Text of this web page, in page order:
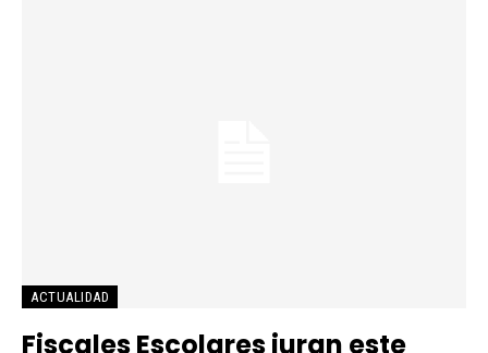
ACTUALIDAD
Fiscales Escolares juran este